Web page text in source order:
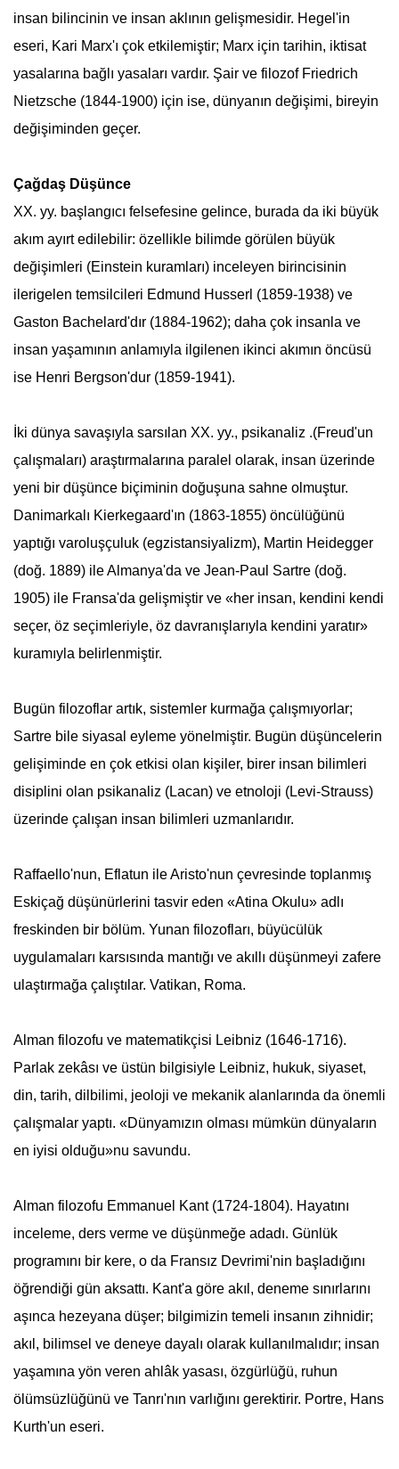
insan bilincinin ve insan aklının gelişmesidir. Hegel'in
eseri, Kari Marx'ı çok etkilemiştir; Marx için tarihin, iktisat
yasalarına bağlı yasaları vardır. Şair ve filozof Friedrich
Nietzsche (1844-1900) için ise, dünyanın değişimi, bireyin
değişiminden geçer.
Çağdaş Düşünce
XX. yy. başlangıcı felsefesine gelince, burada da iki büyük
akım ayırt edilebilir: özellikle bilimde görülen büyük
değişimleri (Einstein kuramları) inceleyen birincisinin
ilerigelen temsilcileri Edmund Husserl (1859-1938) ve
Gaston Bachelard'dır (1884-1962); daha çok insanla ve
insan yaşamının anlamıyla ilgilenen ikinci akımın öncüsü
ise Henri Bergson'dur (1859-1941).
İki dünya savaşıyla sarsılan XX. yy., psikanaliz .(Freud'un
çalışmaları) araştırmalarına paralel olarak, insan üzerinde
yeni bir düşünce biçiminin doğuşuna sahne olmuştur.
Danimarkalı Kierkegaard'ın (1863-1855) öncülüğünü
yaptığı varoluşçuluk (egzistansiyalizm), Martin Heidegger
(doğ. 1889) ile Almanya'da ve Jean-Paul Sartre (doğ.
1905) ile Fransa'da gelişmiştir ve «her insan, kendini kendi
seçer, öz seçimleriyle, öz davranışlarıyla kendini yaratır»
kuramıyla belirlenmiştir.
Bugün filozoflar artık, sistemler kurmağa çalışmıyorlar;
Sartre bile siyasal eyleme yönelmiştir. Bugün düşüncelerin
gelişiminde en çok etkisi olan kişiler, birer insan bilimleri
disiplini olan psikanaliz (Lacan) ve etnoloji (Levi-Strauss)
üzerinde çalışan insan bilimleri uzmanlarıdır.
Raffaello'nun, Eflatun ile Aristo'nun çevresinde toplanmış
Eskiçağ düşünürlerini tasvir eden «Atina Okulu» adlı
freskinden bir bölüm. Yunan filozofları, büyücülük
uygulamaları karsısında mantığı ve akıllı düşünmeyi zafere
ulaştırmağa çalıştılar. Vatikan, Roma.
Alman filozofu ve matematikçisi Leibniz (1646-1716).
Parlak zekâsı ve üstün bilgisiyle Leibniz, hukuk, siyaset,
din, tarih, dilbilimi, jeoloji ve mekanik alanlarında da önemli
çalışmalar yaptı. «Dünyamızın olması mümkün dünyaların
en iyisi olduğu»nu savundu.
Alman filozofu Emmanuel Kant (1724-1804). Hayatını
inceleme, ders verme ve düşünmeğe adadı. Günlük
programını bir kere, o da Fransız Devrimi'nin başladığını
öğrendiği gün aksattı. Kant'a göre akıl, deneme sınırlarını
aşınca hezeyana düşer; bilgimizin temeli insanın zihnidir;
akıl, bilimsel ve deneye dayalı olarak kullanılmalıdır; insan
yaşamına yön veren ahlâk yasası, özgürlüğü, ruhun
ölümsüzlüğünü ve Tanrı'nın varlığını gerektirir. Portre, Hans
Kurth'un eseri.